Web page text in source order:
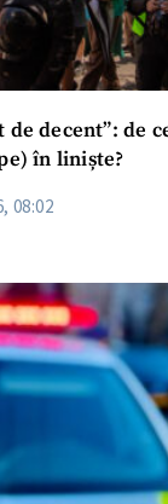
decent”: de
în liniște?
08:02